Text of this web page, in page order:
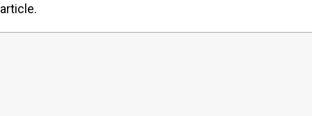
article.